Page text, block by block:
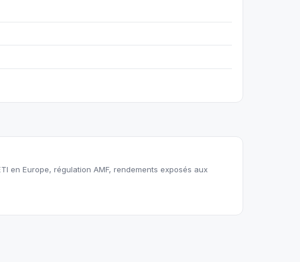
en Europe, régulation AMF, rendements exposés aux